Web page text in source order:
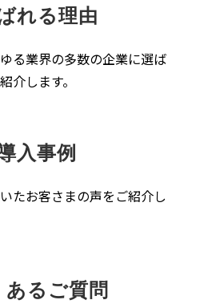
れる理由
る業界の多数の企業に選ば
介します。
入事例
たお客さまの声をご紹介し
あるご質問